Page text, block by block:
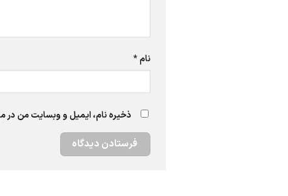
نام*
ذخیره نام، ایمیل و وبسایت من در